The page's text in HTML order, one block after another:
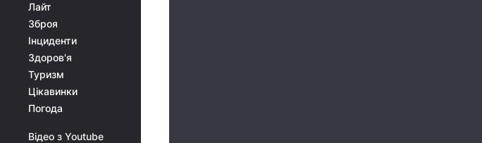
Лайт
Зброя
Інциденти
Здоров'я
Туризм
Цікавинки
Погода
Відео з Youtube